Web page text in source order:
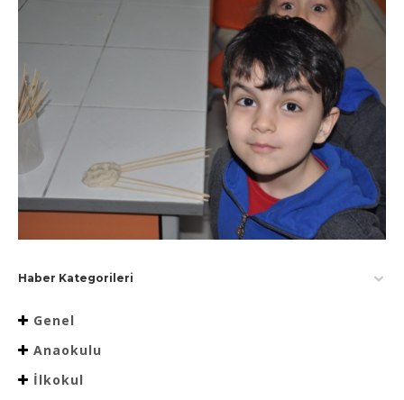
Haber Kategorileri
Genel
Anaokulu
İlkokul